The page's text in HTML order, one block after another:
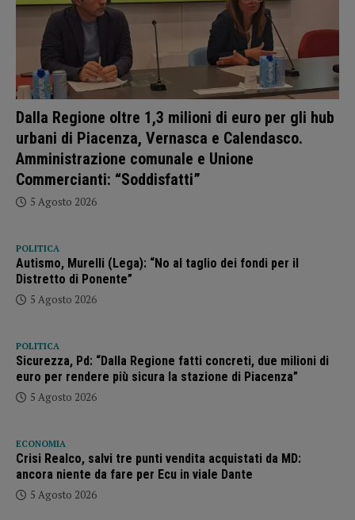
Dalla Regione oltre 1,3 milioni di euro per gli hub
urbani di Piacenza, Vernasca e Calendasco.
Amministrazione comunale e Unione
Commercianti: “Soddisfatti”
5 Agosto 2026
POLITICA
Autismo, Murelli (Lega): “No al taglio dei fondi per il
Distretto di Ponente”
5 Agosto 2026
POLITICA
Sicurezza, Pd: “Dalla Regione fatti concreti, due milioni di
euro per rendere più sicura la stazione di Piacenza”
5 Agosto 2026
ECONOMIA
Crisi Realco, salvi tre punti vendita acquistati da MD:
ancora niente da fare per Ecu in viale Dante
5 Agosto 2026